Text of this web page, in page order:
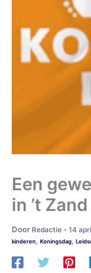
Een
in ’t
Door Redactie - 14
kinderen, Koningsdag,